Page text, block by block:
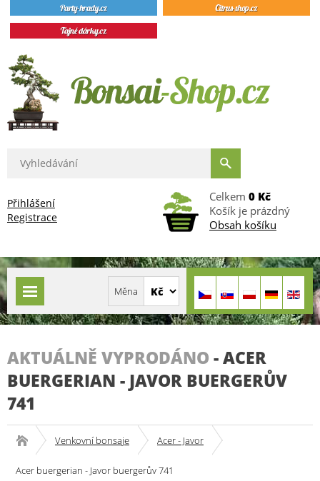
Přihlášení
Registrace
Celkem 0 Kč
Košík je prázdný
Obsah košíku
AKTUÁLNĚ VYPRODÁNO -ACER
BUERGERIAN - JAVOR BUERGERŮV
741
Venkovní bonsaje Acer - Javor
Acer buergerian - Javor buergerův 741